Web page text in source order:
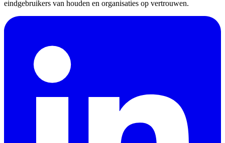
eindgebruikers van houden en organisaties op vertrouwen.